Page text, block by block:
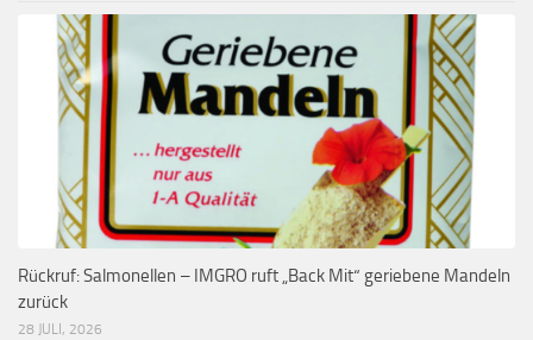
Rückruf: Salmonellen – IMGRO ruft „Back Mit“ geriebene Mandeln
zurück
28 JULI, 2026